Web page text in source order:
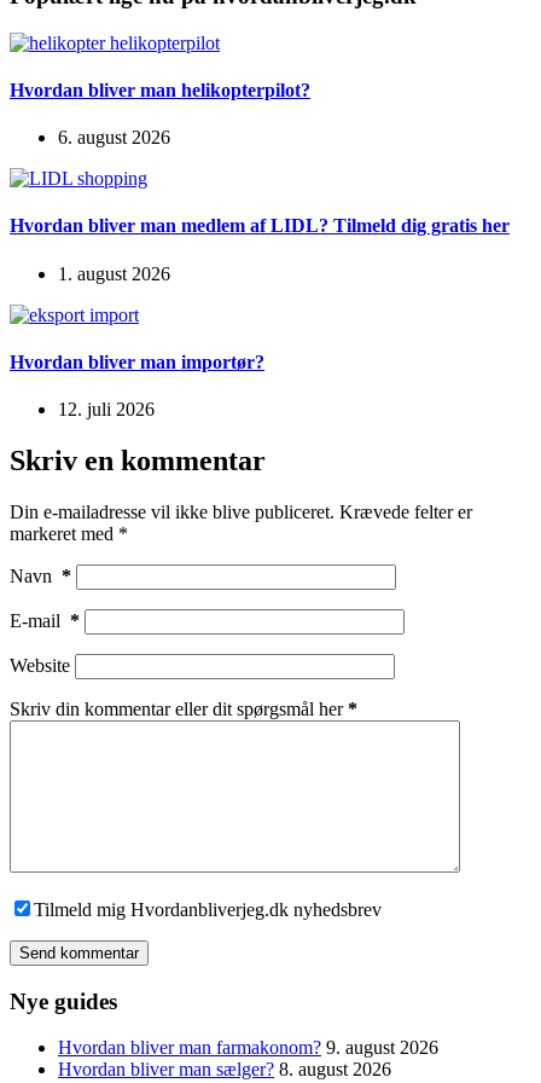
Hvordan bliver man helikopterpilot?
6. august 2026
Hvordan bliver man medlem af LIDL? Tilmeld dig gratis her
1. august 2026
Hvordan bliver man importør?
12. juli 2026
Skriv en kommentar
Din e-mailadresse vil ikke blive publiceret. Krævede felter er
markeret med *
Navn *
E-mail *
Website
Skriv din kommentar eller dit spørgsmål her*
Tilmeld mig Hvordanbliverjeg.dk nyhedsbrev
Send kommentar
Nye guides
Hvordan bliver man farmakonom? 9. august 2026
Hvordan bliver man sælger? 8. august 2026